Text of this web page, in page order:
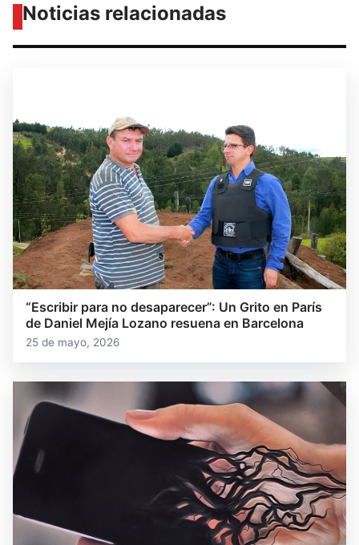
Noticias relacionadas
“Escribir para no desaparecer”: Un Grito en París
de Daniel Mejía Lozano resuena en Barcelona
25 de mayo, 2026